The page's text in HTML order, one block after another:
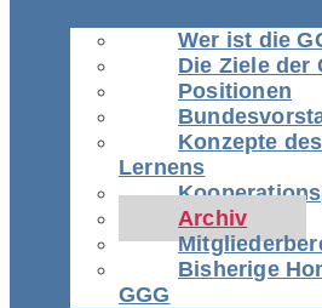
Wer ist die
Die Ziele der
Positionen
Konzepte
Lernens
Archiv
Bisherige
GGG